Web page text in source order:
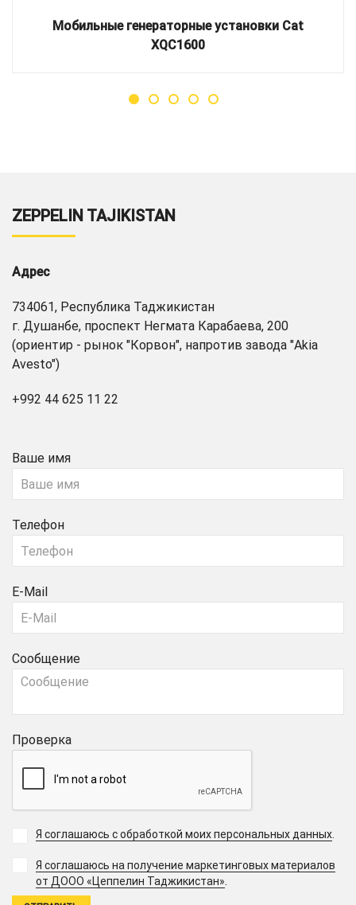
Мобильные генераторные установки Cat
XQC1600
ZEPPELIN TAJIKISTAN
Адрес
734061, Республика Таджикистан
г. Душанбе, проспект Негмата Карабаева, 200
(ориентир - рынок "Корвон", напротив завода "Akia
Avesto")
+992 44 625 11 22
Ваше имя
Телефон
E-Mail
Сообщение
Проверка
Я соглашаюсь с обработкой моих персональных данных.
Я соглашаюсь на получение маркетинговых материалов
от ДООО «Цеппелин Таджикистан».